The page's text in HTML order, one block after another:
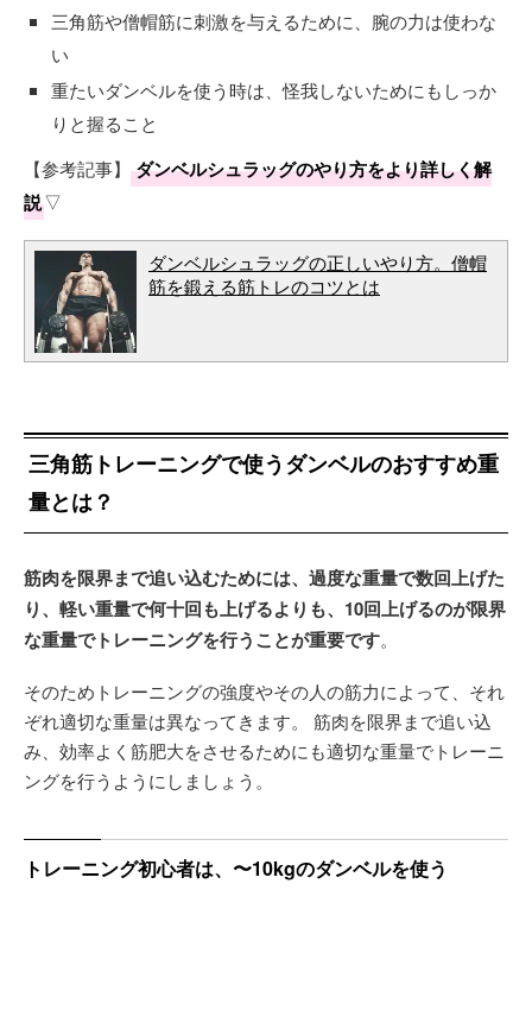
三角筋や僧帽筋に刺激を与えるために、腕の力は使わな
い
重たいダンベルを使う時は、怪我しないためにもしっか
りと握ること
【参考記事】
ダンベルシュラッグのやり方をより詳しく解
説▽
ダンベルシュラッグの正しいやり方。僧帽
筋を鍛える筋トレのコツとは
三角筋トレーニングで使うダンベルのおすすめ重
量とは？
筋肉を限界まで追い込むためには、過度な重量で数回上げた
り、軽い重量で何十回も上げるよりも、10回上げるのが限界
な重量でトレーニングを行うことが重要です。
そのためトレーニングの強度やその人の筋力によって、それ
ぞれ適切な重量は異なってきます。 筋肉を限界まで追い込
み、効率よく筋肥大をさせるためにも適切な重量でトレーニ
ングを行うようにしましょう。
トレーニング初心者は、〜10kgのダンベルを使う